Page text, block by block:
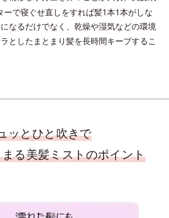
ーで寝ぐせ直しをすれば髪1本1本がしな
なるだけでなく、乾燥や湿気などの環境
としたまとまり髪を長時間キープするこ
ッとひと吹きで
る美髪ミストのポイント